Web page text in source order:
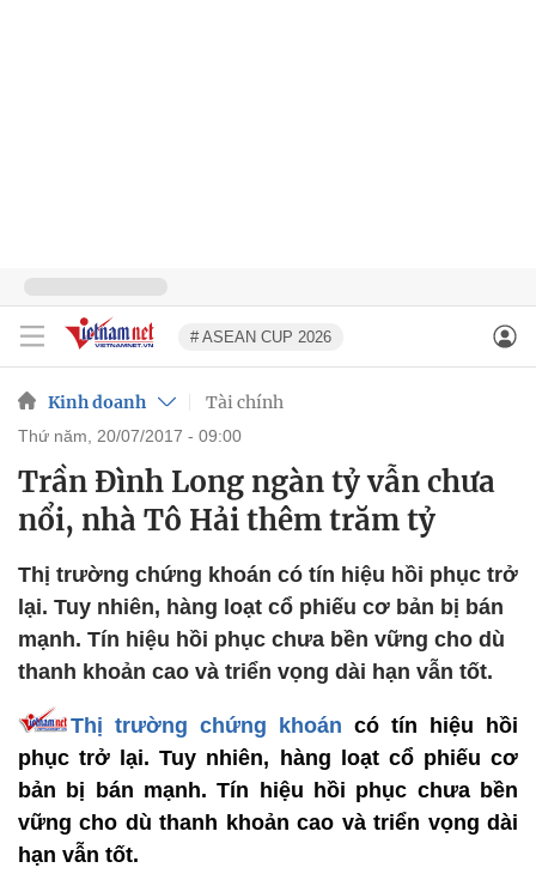
# ASEAN CUP 2026
Kinh doanh Tài chính
thứ năm, 20/07/2017 - 09:00
Trần Đình Long ngàn tỷ vẫn chưa
nổi, nhà Tô Hải thêm trăm tỷ
Thị trường chứng khoán có tín hiệu hồi phục trở
lại. Tuy nhiên, hàng loạt cổ phiếu cơ bản bị bán
mạnh. Tín hiệu hồi phục chưa bền vững cho dù
thanh khoản cao và triển vọng dài hạn vẫn tốt.
Thị trường chứng khoán có tín hiệu hồi
phục trở lại. Tuy nhiên, hàng loạt cổ phiếu cơ
bản bị bán mạnh. Tín hiệu hồi phục chưa bền
vững cho dù thanh khoản cao và triển vọng dài
hạn vẫn tốt.